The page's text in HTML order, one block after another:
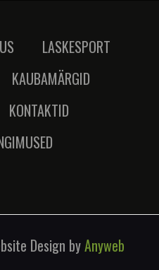
LASKESPORT
KAUBAMÄRGID
KONTAKTID
Design byAnyweb